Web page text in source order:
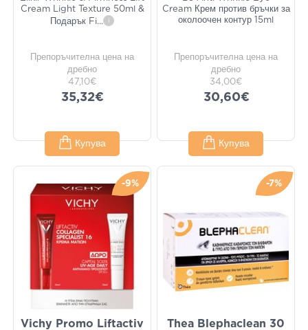
Cream Light Texture 50ml &
Подарък Fi... i
Препоръчителна цена на
дребно
47,10€
35,32€
Купува
Cream Крем против бръчки за
околоочен контур 15ml
Препоръчителна цена на
дребно
34,00€
30,60€
Купува
-9%
Vichy Promo Liftactiv
-7%
Thea Blephaclean 30